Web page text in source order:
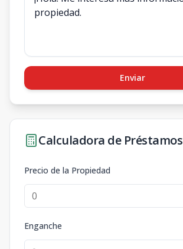
Enviar
Calculadora de Préstamos
Precio de la Propiedad
Enganche